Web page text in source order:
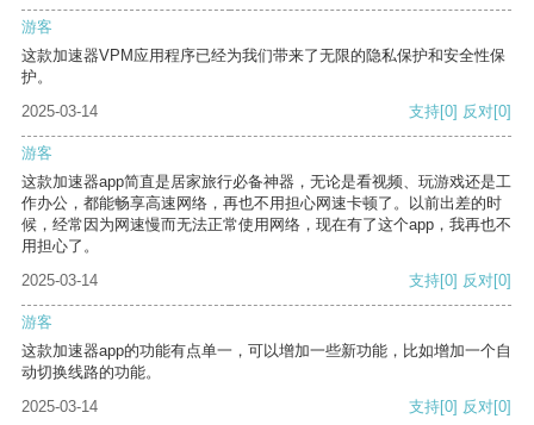
游客
这款加速器VPM应用程序已经为我们带来了无限的隐私保护和安全性保
护。
2025-03-14
支持[0] 反对[0]
游客
这款加速器app简直是居家旅行必备神器，无论是看视频、玩游戏还是工
作办公，都能畅享高速网络，再也不用担心网速卡顿了。以前出差的时
候，经常因为网速慢而无法正常使用网络，现在有了这个app，我再也不
用担心了。
2025-03-14
支持[0] 反对[0]
游客
这款加速器app的功能有点单一，可以增加一些新功能，比如增加一个自
动切换线路的功能。
2025-03-14
支持[0] 反对[0]